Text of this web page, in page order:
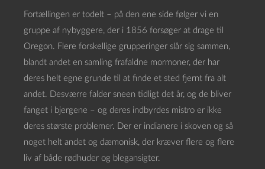
Fortællingen er todelt – på den ene side følger vi en
gruppe af nybyggere, der i 1856 forsøger at drage til
Oregon. Flere forskellige grupperinger slår sig sammen,
blandt andet en samling frafaldne mormoner, der har
deres helt egne grunde til at finde et sted fjernt fra alt
andet. Desværre falder sneen tidligt det år, og de bliver
fanget i bjergene – og deres indbyrdes mistro er ikke
deres største problemer. Der er indianere i skoven og så
noget helt andet og dæmonisk, der kræver flere og flere
liv af både rødhuder og blegansigter.